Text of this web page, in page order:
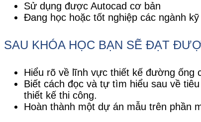
Sử dụng được Autocad cơ bản
Đang học hoặc tốt nghiệp các ngành
SAU KHÓA HỌC BẠN SẼ ĐẠT
Hiểu rõ về lĩnh vực thiết kế đường ống
Biết cách đọc và tự tìm hiểu sau về
thiết kế thi công.
Hoàn thành một dự án mẫu trên phần